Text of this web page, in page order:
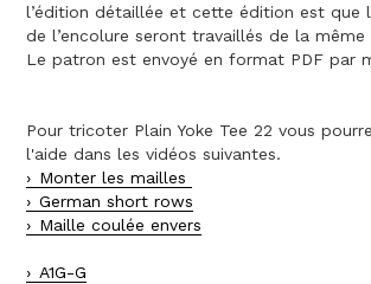
l’édition détaillée et cette édition est que
de l’encolure seront travaillés de la même
Le patron est envoyé en format PDF par
Pour tricoter Plain Yoke Tee 22 vous
l'aide dans les vidéos suivantes.
Monter les mailles
German short rows
Maille coulée envers
A1G-G